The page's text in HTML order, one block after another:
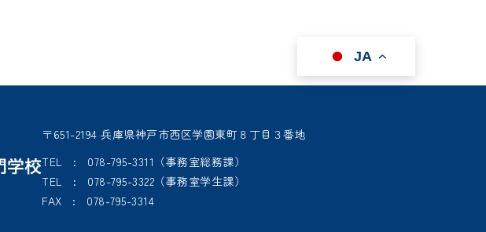
JA
〒651-2194 兵庫県神戸市西区学園東町８丁目３番地
TEL : 078-795-3311（事務室総務課）
TEL : 078-795-3322（事務室学生課）
FAX : 078-795-3314